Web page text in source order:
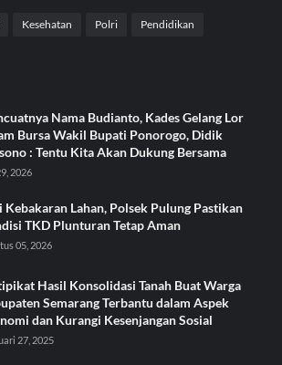
Kesehatan Polri Pendidikan
Nama Budianto, Kades Gelang Lor
Bursa Wakil Bupati Ponorogo, Didik
: Tentu Kita Akan Dukung Bersama
2026
Kebakaran Lahan, Polsek Pulung Pastikan
TKD Plunturan Tetap Aman
05, 2026
Hasil Konsolidasi Tanah Buat Warga
Semarang Terbantu dalam Aspek
dan Kurangi Kesenjangan Sosial
27, 2025